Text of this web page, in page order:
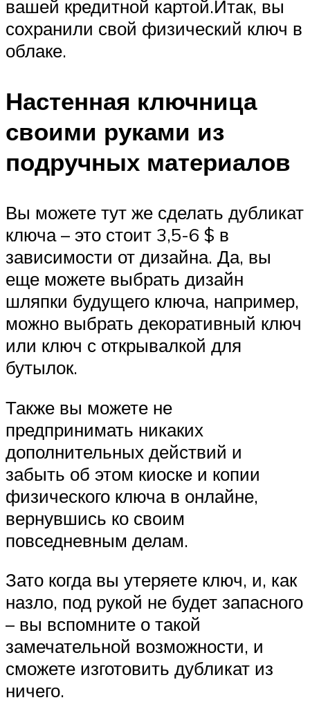
вашей кредитной картой.Итак, вы
сохранили свой физический ключ в
облаке.
Настенная ключница
своими руками из
подручных материалов
Вы можете тут же сделать дубликат
ключа – это стоит 3,5-6 $ в
зависимости от дизайна. Да, вы
еще можете выбрать дизайн
шляпки будущего ключа, например,
можно выбрать декоративный ключ
или ключ с открывалкой для
бутылок.
Также вы можете не
предпринимать никаких
дополнительных действий и
забыть об этом киоске и копии
физического ключа в онлайне,
вернувшись ко своим
повседневным делам.
Зато когда вы утеряете ключ, и, как
назло, под рукой не будет запасного
– вы вспомните о такой
замечательной возможности, и
сможете изготовить дубликат из
ничего.